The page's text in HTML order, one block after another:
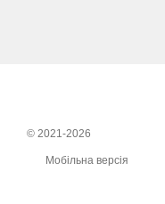
© 2021-2026
Мобільна версія